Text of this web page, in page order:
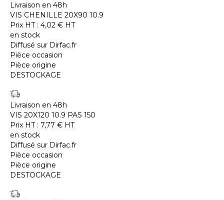
Livraison en 48h
VIS CHENILLE 20X90 10.9
Prix HT : 4,02 € HT
en stock
Diffusé sur Dirfac.fr
Pièce occasion
Pièce origine
DESTOCKAGE
Livraison en 48h
VIS 20X120 10.9 PAS 150
Prix HT : 7,77 € HT
en stock
Diffusé sur Dirfac.fr
Pièce occasion
Pièce origine
DESTOCKAGE